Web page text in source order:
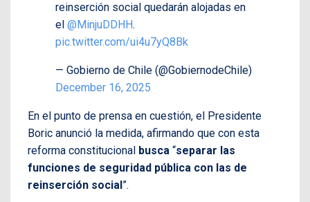
reinserción social quedarán alojadas en
el @MinjuDDHH.
pic.twitter.com/ui4u7yQ8Bk
— Gobierno de Chile (@GobiernodeChile)
December 16, 2025
En el punto de prensa en cuestión, el Presidente
Boric anunció la medida, afirmando que con esta
reforma constitucional busca “separar las
funciones de seguridad pública con las de
reinserción social ”.